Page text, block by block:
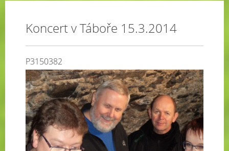
Koncert v Táboře 15.3.2014
P3150382